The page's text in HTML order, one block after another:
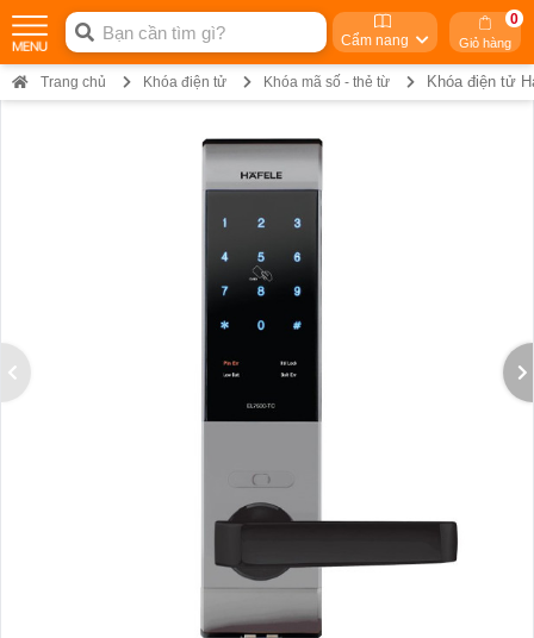
Cẩm nang Giỏ hàng
0
Trang chủ Khóa điện tử Khóa mã số - thẻ từ Khóa điện tử